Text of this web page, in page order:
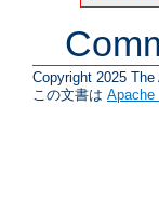
Copyright 2025
この文書は Apache